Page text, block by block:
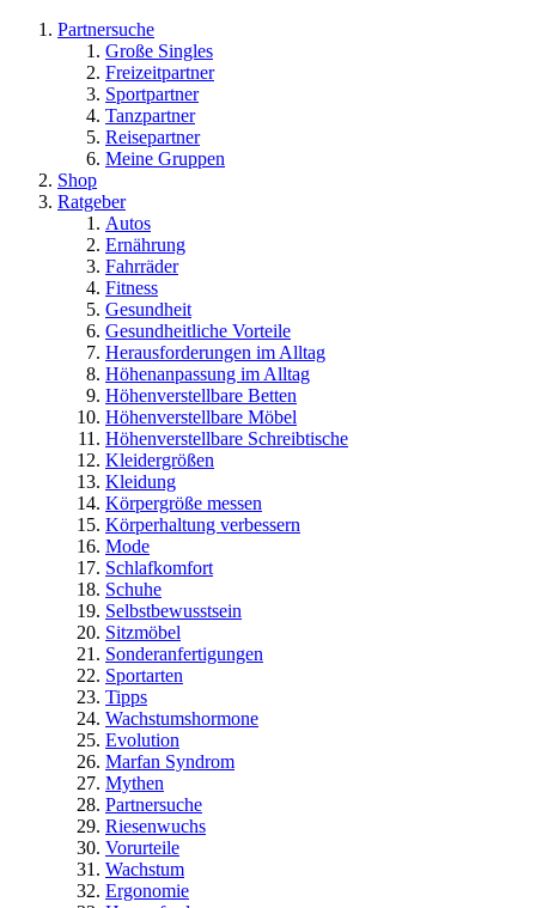
Partnersuche
Große Singles
Freizeitpartner
Sportpartner
Tanzpartner
Reisepartner
Meine Gruppen
Shop
Ratgeber
Autos
Ernährung
Fahrräder
Fitness
Gesundheit
Gesundheitliche Vorteile
Herausforderungen im Alltag
Höhenanpassung im Alltag
Höhenverstellbare Betten
Höhenverstellbare Möbel
Höhenverstellbare Schreibtische
Kleidergrößen
Kleidung
Körpergröße messen
Körperhaltung verbessern
Mode
Schlafkomfort
Schuhe
Selbstbewusstsein
Sitzmöbel
Sonderanfertigungen
Sportarten
Tipps
Wachstumshormone
Evolution
Marfan Syndrom
Mythen
Partnersuche
Riesenwuchs
Vorurteile
Wachstum
Ergonomie